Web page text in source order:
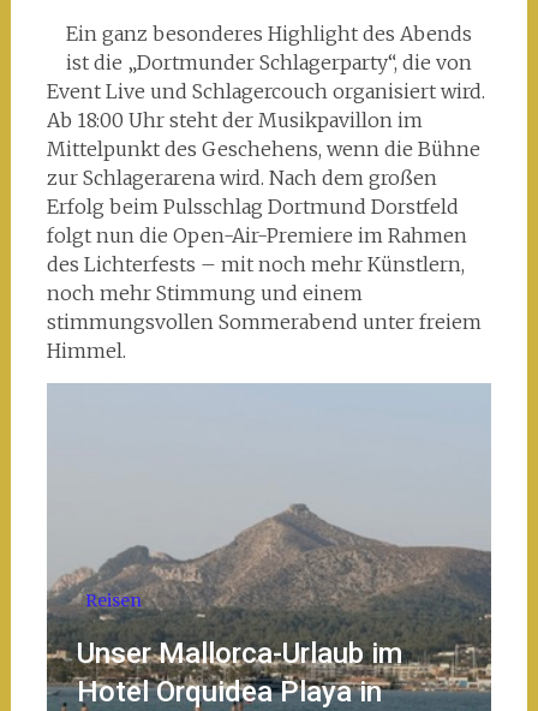
Ein ganz besonderes Highlight des Abends
ist die „Dortmunder Schlagerparty“, die von
Event Live und Schlagercouch organisiert wird.
Ab 18:00 Uhr steht der Musikpavillon im
Mittelpunkt des Geschehens, wenn die Bühne
zur Schlagerarena wird. Nach dem großen
Erfolg beim Pulsschlag Dortmund Dorstfeld
folgt nun die Open-Air-Premiere im Rahmen
des Lichterfests – mit noch mehr Künstlern,
noch mehr Stimmung und einem
stimmungsvollen Sommerabend unter freiem
Himmel.
Reisen
Unser Mallorca-Urlaub im
Hotel Orquidea Playa in